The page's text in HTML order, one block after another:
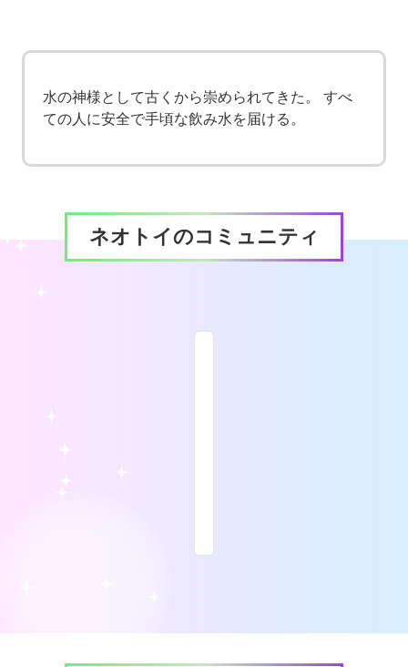
水の神様として古くから崇められてきた。 すべ
ての人に安全で手頃な飲み水を届ける。
ネオトイのコミュニティ